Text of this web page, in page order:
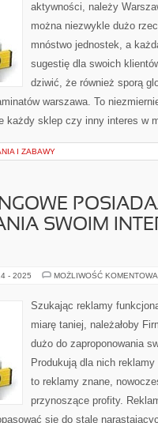
aktywności, należy
można niezwykle dużo
mnóstwo jednostek, a
sugestię dla swoich
dziwić, że również sporą
warszawa. To
każdy sklep czy inny interes w
I ZABAWY
SWOIM
- 2025 MOŻLIWOŚĆ
Szukając reklamy
miarę taniej, należałoby
dużo do zaproponowania
Produkują dla nich
to reklamy znane,
przynoszące profity.
się do stale